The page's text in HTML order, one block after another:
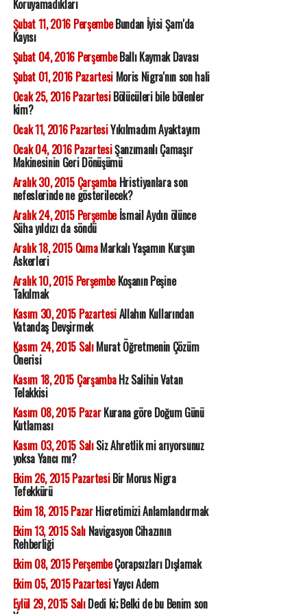
Koruyamadıkları
Şubat 11, 2016 PerşembeBundan İyisi Şam'da
Kayısı
Şubat 04, 2016 PerşembeBallı Kaymak Davası
Şubat 01, 2016 PazartesiMoris Nigra'nın son hali
Ocak 25, 2016 PazartesiBölücüleri bile bölenler
kim?
Ocak 11, 2016 PazartesiYıkılmadım Ayaktayım
Ocak 04, 2016 PazartesiŞanzımanlı Çamaşır
Makinesinin Geri Dönüşümü
Aralık 30, 2015 ÇarşambaHristiyanlara son
nefeslerinde ne gösterilecek?
Aralık 24, 2015 Perşembeİsmail Aydın ölünce
Süha yıldızı da söndü
Aralık 18, 2015 CumaMarkalı Yaşamın Kurşun
Askerleri
Aralık 10, 2015 PerşembeKoşanın Peşine
Takılmak
Kasım 30, 2015 PazartesiAllahın Kullarından
Vatandaş Devşirmek
Kasım 24, 2015 SalıMurat Öğretmenin Çözüm
Önerisi
Kasım 18, 2015 ÇarşambaHz Salihin Vatan
Telakkisi
Kasım 08, 2015 PazarKurana göre Doğum Günü
Kutlaması
Kasım 03, 2015 SalıSiz Ahretlik mi arıyorsunuz
yoksa Yancı mı?
Ekim 26, 2015 PazartesiBir Morus Nigra
Tefekkürü
Ekim 18, 2015 PazarHicretimizi Anlamlandırmak
Ekim 13, 2015 SalıNavigasyon Cihazının
Rehberliği
Ekim 08, 2015 PerşembeÇorapsızları Dışlamak
Ekim 05, 2015 PazartesiYaycı Adem
Eylül 29, 2015 SalıDedi ki; Belki de bu Benim son